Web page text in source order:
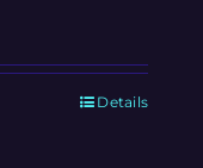
Details